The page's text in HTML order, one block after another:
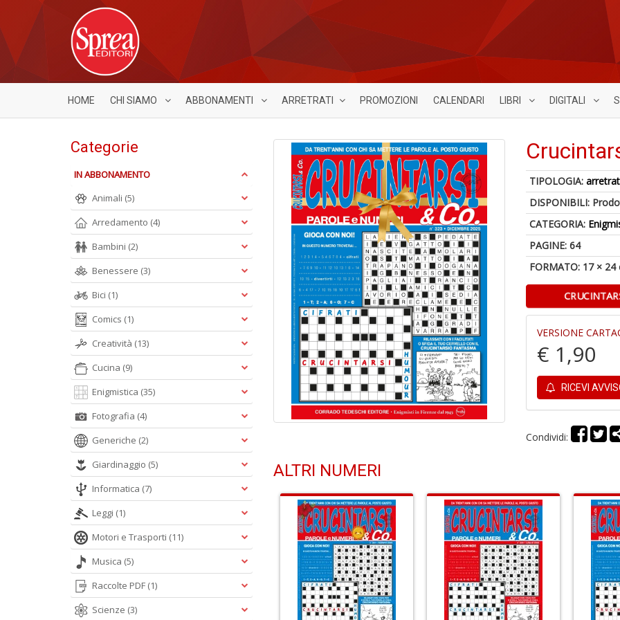
HOME CHI SIAMO ABBONAMENTI ARRETRATI PROMOZIONI CALENDARI LIBRI DIGITALI
TIPOLOGIA:
DISPONIBILI:
CATEGORIA:
PAGINE: 64
FORMATO: 17 × 24
VERSIONE
€ 1,90
RICEVI
Condividi:
ALTRI NUMERI
Categorie
IN ABBONAMENTO
Animali (5)
Arredamento (4)
Bambini (2)
Benessere (3)
Bici (1)
Comics (1)
Creatività (13)
Cucina (9)
Enigmistica (35)
Fotografia (4)
Generiche (2)
Giardinaggio (5)
Informatica (7)
Leggi (1)
Motori e Trasporti (11)
Musica (5)
Raccolte PDF (1)
Scienze (3)